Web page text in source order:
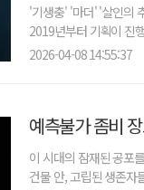
'기생충' '마더' '살인의
2019년부터 기획이 진
2026-04-08 14:55:37
예측불가 좀비
이 시대의 잠재된 공포
건물 안, 고립된 생존자